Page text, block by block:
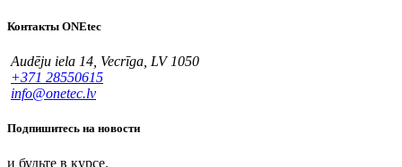
Контакты ONEtec
Audēju iela 14, Vecrīga, LV 1050
+371 28550615
info@onetec.lv
Подпишитесь на новости
и будьте в курсе.